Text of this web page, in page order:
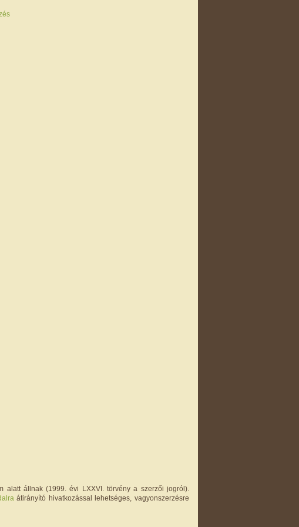
alatt állnak (1999. évi LXXVI. törvény a szerzői jogról).
átirányító hivatkozással lehetséges, vagyonszerzésre